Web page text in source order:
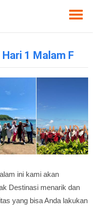
1 Malam F
ini kami akan
Destinasi menarik dan
yang bisa Anda lakukan